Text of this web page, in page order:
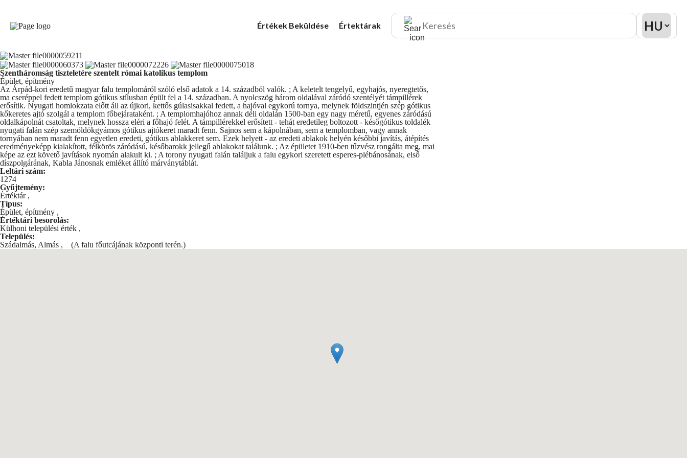
Értékek Beküldése Értektárak
Szentháromság tiszteletére szentelt római katolikus templom
Épület, építmény
Az Árpád-kori eredetű magyar falu templomáról szóló első adatok a 14. századból valók. ; A keletelt tengelyű, egyhajós, nyeregtetős,
ma cseréppel fedett templom gótikus stílusban épült fel a 14. században. A nyolcszög három oldalával záródó szentélyét támpillérek
erősítik. Nyugati homlokzata előtt áll az újkori, kettős gúlasisakkal fedett, a hajóval egykorú tornya, melynek földszintjén szép gótikus
kőkeretes ajtó szolgál a templom főbejárataként. ; A templomhajóhoz annak déli oldalán 1500-ban egy nagy méretű, egyenes záródású
oldalkápolnát csatoltak, melynek hossza eléri a főhajó felét. A támpillérekkel erősített - tehát eredetileg boltozott - későgótikus toldalék
nyugati falán szép szemöldökgyámos gótikus ajtókeret maradt fenn. Sajnos sem a kápolnában, sem a templomban, vagy annak
tornyában nem maradt fenn egyetlen eredeti, gótikus ablakkeret sem. Ezek helyett - az eredeti ablakok helyén későbbi javítás, átépítés
eredményeképp kialakított, félkörös záródású, későbarokk jellegű ablakokat találunk. ; Az épületet 1910-ben tűzvész rongálta meg, mai
képe az ezt követő javítások nyomán alakult ki. ; A torony nyugati falán találjuk a falu egykori szeretett esperes-plébánosának, első
díszpolgárának, Kabla Jánosnak emléket állító márványtáblát.
Leltári szám:
1274
Gyűjtemény:
Értéktár ,
Típus:
Épület, építmény ,
Értéktári besorolás:
Külhoni települési érték ,
Település:
Szádalmás, Almás , (A falu főutcájának központi terén.)